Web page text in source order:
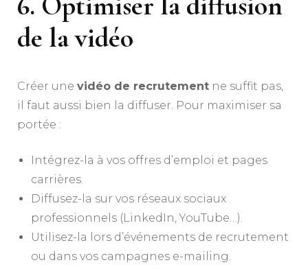
de la vidéo
Créer une vidéo de recrutement ne suffit pas,
il faut aussi bien la diffuser. Pour maximiser sa
portée :
Intégrez-la à vos offres d’emploi et pages
carrières.
Diffusez-la sur vos réseaux sociaux
professionnels (LinkedIn, YouTube…).
Utilisez-la lors d’événements de recrutement
ou dans vos campagnes e-mailing.